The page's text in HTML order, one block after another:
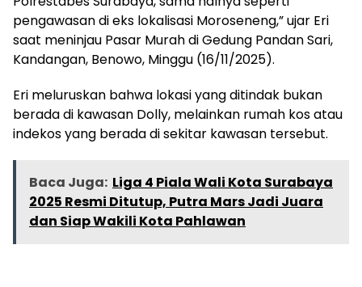
pengawasan di eks lokalisasi Moroseneng,” ujar Eri
saat meninjau Pasar Murah di Gedung Pandan Sari,
Kandangan, Benowo, Minggu (16/11/2025).
Eri meluruskan bahwa lokasi yang ditindak bukan
berada di kawasan Dolly, melainkan rumah kos atau
indekos yang berada di sekitar kawasan tersebut.
Baca Juga: Liga 4 Piala Wali Kota Surabaya
2025 Resmi Ditutup, Putra Mars Jadi Juara
dan Siap Wakili Kota Pahlawan